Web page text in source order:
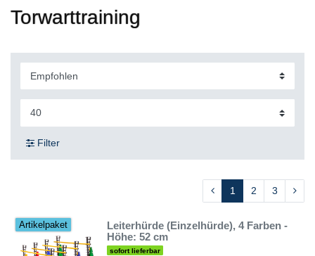
Torwarttraining
Filter
1 2 3
Artikelpaket
Leiterhürde (Einzelhürde), 4 Farben -
Höhe: 52 cm
sofort lieferbar